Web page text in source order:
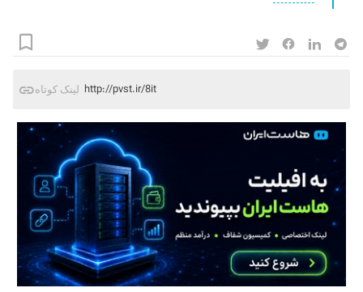
لینک کوتاه http://pvst.ir/8it